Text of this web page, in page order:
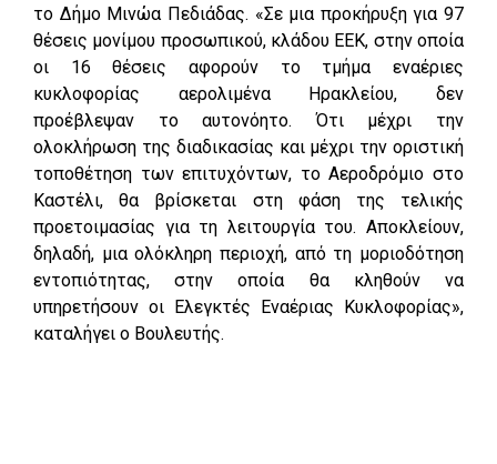
το Δήμο Μινώα Πεδιάδας. «Σε μια προκήρυξη για 97
θέσεις μονίμου προσωπικού, κλάδου ΕΕΚ, στην οποία
οι 16 θέσεις αφορούν το τμήμα εναέριες
κυκλοφορίας αερολιμένα Ηρακλείου, δεν
προέβλεψαν το αυτονόητο. Ότι μέχρι την
ολοκλήρωση της διαδικασίας και μέχρι την οριστική
τοποθέτηση των επιτυχόντων, το Αεροδρόμιο στο
Καστέλι, θα βρίσκεται στη φάση της τελικής
προετοιμασίας για τη λειτουργία του. Αποκλείουν,
δηλαδή, μια ολόκληρη περιοχή, από τη μοριοδότηση
εντοπιότητας, στην οποία θα κληθούν να
υπηρετήσουν οι Ελεγκτές Εναέριας Κυκλοφορίας»,
καταλήγει ο Βουλευτής.